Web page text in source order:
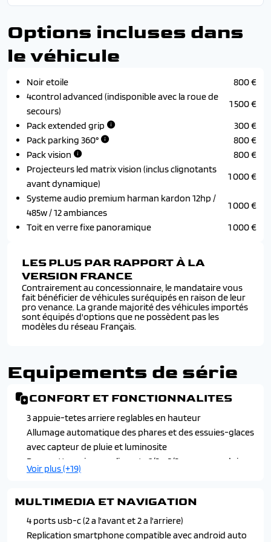
Options incluses dans
le véhicule
Noir etoile
800 €
4control advanced (indisponible avec la roue de
secours)
1 500 €
Pack extended grip
300 €
Pack parking 360°
800 €
Pack vision
800 €
Projecteurs led matrix vision (inclus clignotants
avant dynamique)
1 000 €
Systeme audio premium harman kardon 12hp /
485w / 12 ambiances
1 000 €
Toit en verre fixe panoramique
1 000 €
LES PLUS PAR RAPPORT À LA
VERSION FRANCE
Contrairement au concessionnaire, le mandataire vous
fait bénéficier de véhicules suréquipés en raison de leur
pro venance. La grande majorité des véhicules importés
sont équipés d'options que ne possèdent pas les
modèles du réseau Français.
Equipements de série
CONFORT ET FONCTIONNALITES
3 appuie-tetes arriere reglables en hauteur
Allumage automatique des phares et des essuies-glaces
avec capteur de pluie et luminosite
Banquette arriere coulissante 1/3 - 2/3 avec accoudoir
central
Chargeur smartphone a induction
Climatisation automatique bi-zone
Console centrale avec repose main coulissant
Voir plus (+19)
MULTIMEDIA ET NAVIGATION
4 ports usb-c (2 a l'avant et 2 a l'arriere)
Replication smartphone compatible avec android auto